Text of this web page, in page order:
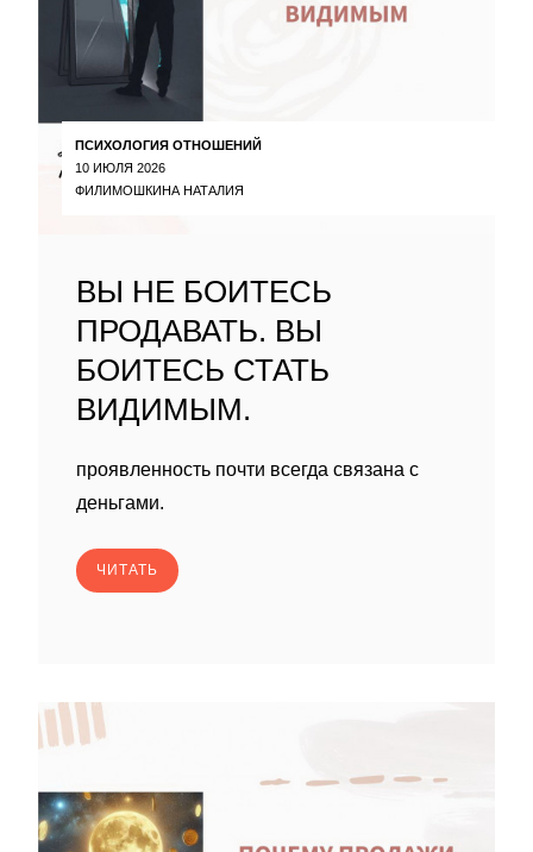
ПСИХОЛОГИЯ ОТНОШЕНИЙ
10 ИЮЛЯ 2026
ФИЛИМОШКИНА НАТАЛИЯ
ВЫ НЕ БОИТЕСЬ
ПРОДАВАТЬ. ВЫ
БОИТЕСЬ СТАТЬ
ВИДИМЫМ.
проявленность почти всегда связана с
деньгами.
ЧИТАТЬ